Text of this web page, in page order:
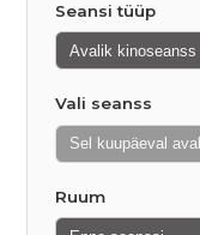
Seansi tüüp
Vali seanss
Ruum